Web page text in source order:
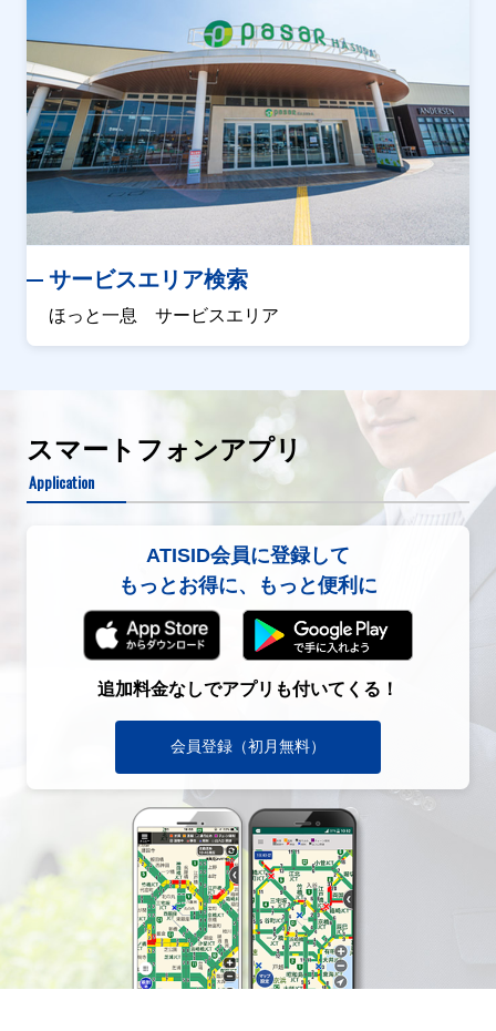
サービスエリア検索
ほっと一息 サービスエリア
スマートフォンアプリ
Application
ATISID会員に登録して
もっとお得に、もっと便利に
追加料金なしでアプリも付いてくる！
会員登録（初月無料）